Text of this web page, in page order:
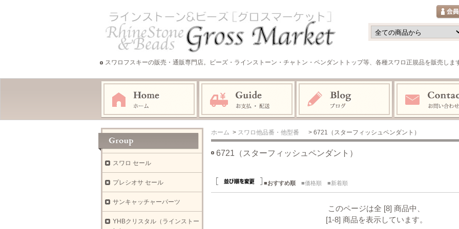
スワロフスキーの販売・通販専門店。ビーズ・ラインストーン・チャトン・ペンダントトップ等、各種スワロ正規品を販売しま
ホーム > スワロ他品番・他型番 > 6721（スターフィッシュペンダント）
6721（スターフィッシュペンダント）
■おすすめ順 ■価格順 ■新着順
このページは全 [8] 商品中、
[1-8] 商品を表示しています。
スワロ セール
プレシオサ セール
サンキャッチャーパーツ
YHBクリスタル（ラインストー